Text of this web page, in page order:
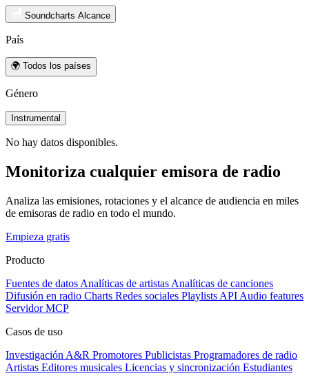
Soundcharts Alcance
País
🌍 Todos los países
Género
Instrumental
No hay datos disponibles.
Monitoriza cualquier emisora de radio
Analiza las emisiones, rotaciones y el alcance de audiencia en miles
de emisoras de radio en todo el mundo.
Empieza gratis
Producto
Fuentes de datos Analíticas de artistas Analíticas de canciones
Difusión en radio Charts Redes sociales Playlists API Audio features
Servidor MCP
Casos de uso
Investigación A&R Promotores Publicistas Programadores de radio
Artistas Editores musicales Licencias y sincronización Estudiantes